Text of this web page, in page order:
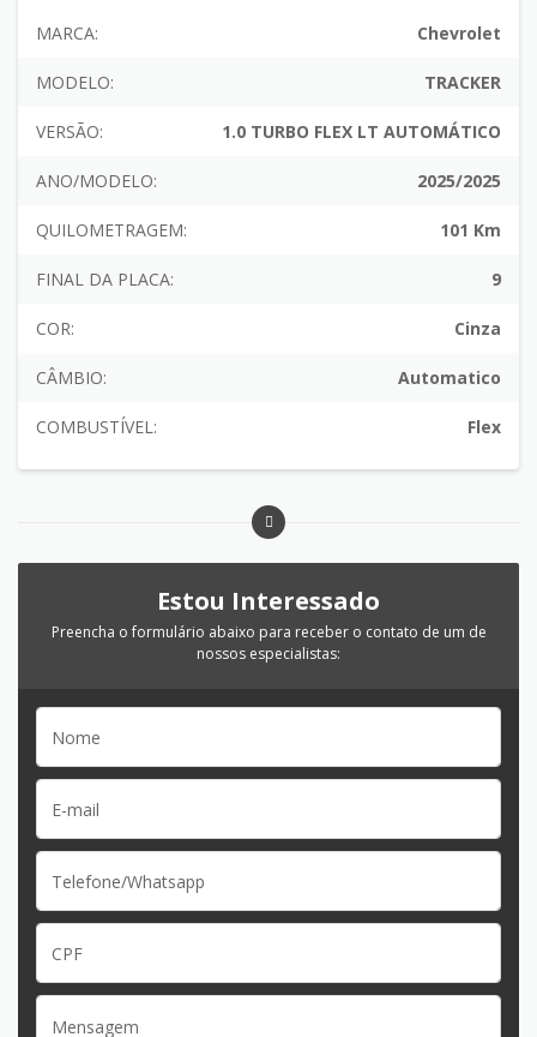
MARCA: Chevrolet
MODELO: TRACKER
VERSÃO: 1.0 TURBO FLEX LT AUTOMÁTICO
ANO/MODELO: 2025/2025
QUILOMETRAGEM: 101 Km
FINAL DA PLACA: 9
COR: Cinza
CÂMBIO: Automatico
COMBUSTÍVEL: Flex
Estou Interessado
Preencha o formulário abaixo para receber o contato de um de
nossos especialistas: